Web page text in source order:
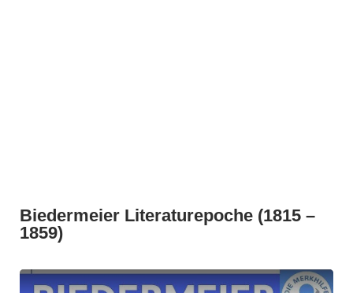
Biedermeier Literaturepoche (1815 –
1859)